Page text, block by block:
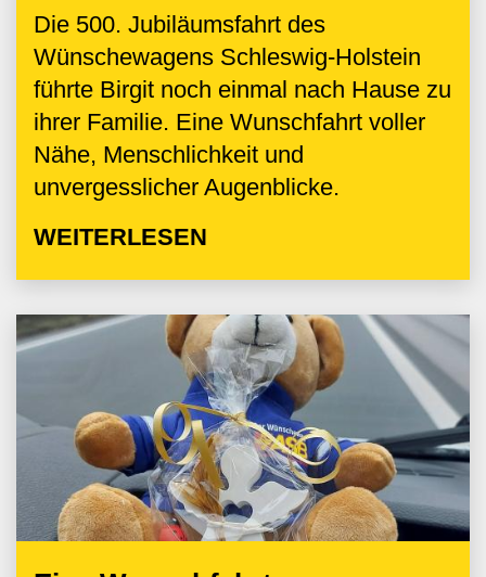
Die 500. Jubiläumsfahrt des
Wünschewagens Schleswig-Holstein
führte Birgit noch einmal nach Hause zu
ihrer Familie. Eine Wunschfahrt voller
Nähe, Menschlichkeit und
unvergesslicher Augenblicke.
WEITERLESEN